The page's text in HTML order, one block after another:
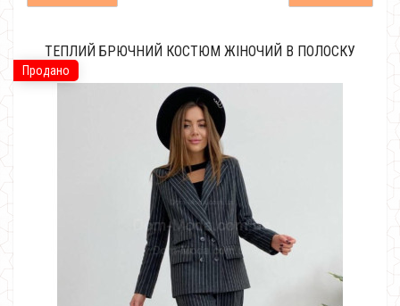
Продано
ТЕПЛИЙ БРЮЧНИЙ КОСТЮМ ЖІНОЧИЙ В ПОЛОСКУ